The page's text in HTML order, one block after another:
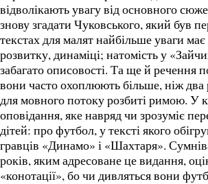
відволікають увагу від основного
знову згадати Чуковського, який був
текстах для малят найбільше уваги
розвитку, динаміці; натомість у
забагато описовості. Та ще й речення
вони часто охоплюють більше, ніж
для мовного потоку розбиті римою. У
оповідання, яке навряд чи зрозуміє
дітей: про футбол, у тексті якого
гравців «Динамо» і «Шахтаря».
років, яким адресоване це видання,
«конотації», бо чи дивляться вони